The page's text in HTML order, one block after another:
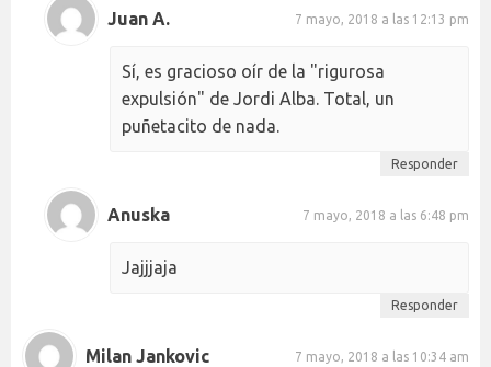
Juan A. 7 mayo, 2018 a las 12:13 pm
Sí, es gracioso oír de la "rigurosa
expulsión" de Jordi Alba. Total, un
puñetacito de nada.
Responder
Anuska 7 mayo, 2018 a las 6:48 pm
Jajjjaja
Responder
Milan Jankovic 7 mayo, 2018 a las 10:34 am